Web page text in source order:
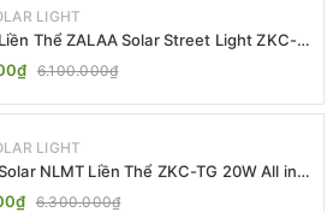
LIGHT
Thể ZALAA Solar Street Light ZKC-
30W All In One
6.100.000₫
LIGHT
NLMT Liền Thể ZKC-TG 20W All in
Street Light
6.300.000₫